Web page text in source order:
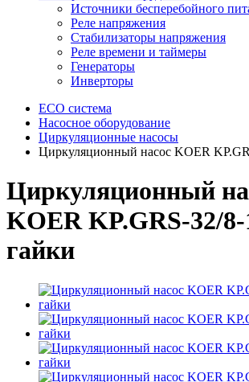
Источники бесперебойного
Реле напряжения
Стабилизаторы напряжения
Реле времени и таймеры
Генераторы
Инверторы
ECO система
Насосное оборудование
Циркуляционные насосы
Циркуляционный насос KOER
Циркуляционный
KOER KP.GRS-32/8-
гайки